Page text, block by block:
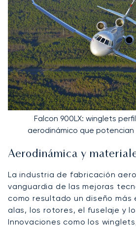
Falcon 900LX: winglets
aerodinámico que
Aerodinámica y
La industria de fabricación
vanguardia de las mejoras
como resultado un diseño más
alas, los rotores, el fuselaje y
Innovaciones como los